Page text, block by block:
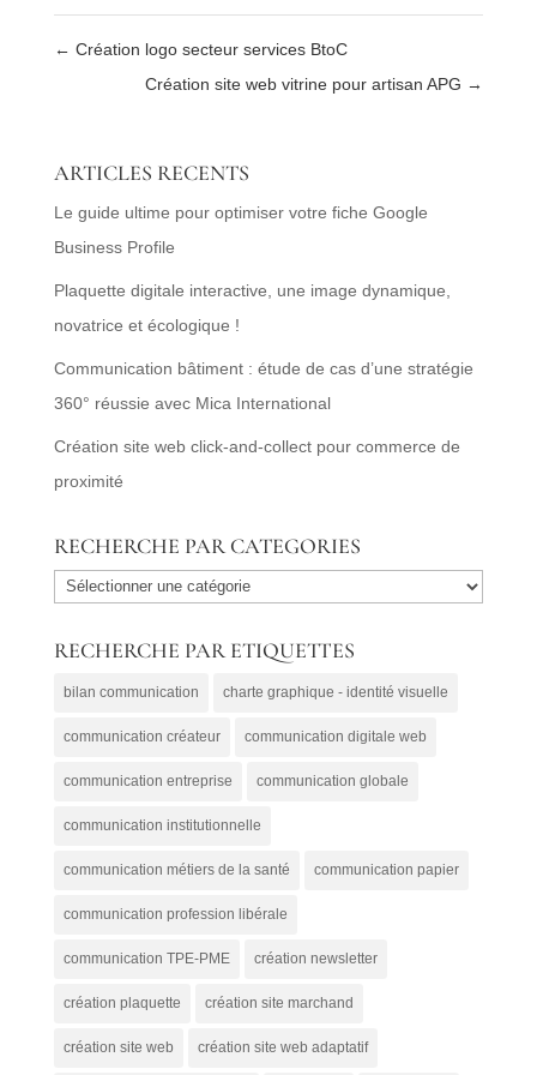
← Création logo secteur services BtoC
Création site web vitrine pour artisan APG →
ARTICLES RECENTS
Le guide ultime pour optimiser votre fiche Google
Business Profile
Plaquette digitale interactive, une image dynamique,
novatrice et écologique !
Communication bâtiment : étude de cas d’une stratégie
360° réussie avec Mica International
Création site web click-and-collect pour commerce de
proximité
RECHERCHE PAR CATEGORIES
RECHERCHE
CATEGORIES
RECHERCHE PAR ETIQUETTES
bilan communication charte graphique - identité visuelle
communication créateur communication digitale web
communication entreprise communication globale
communication institutionnelle
communication métiers de la santé communication papier
communication profession libérale
communication TPE-PME création newsletter
création plaquette création site marchand
création site web création site web adaptatif